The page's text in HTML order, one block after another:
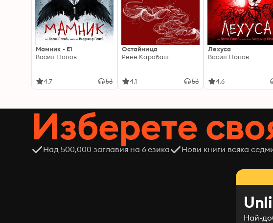
Мамник - E1
Васил Попов
4.7
Остайница
Рене Карабаш
4.1
Лехуса
Васил Попов
4.6
Изберете
Над 500,000 заглавия на 6 езика Нови книги всяка
Най-